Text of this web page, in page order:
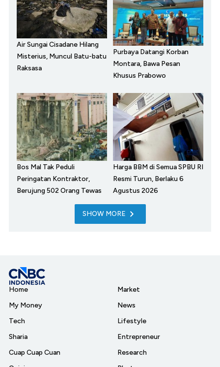
Air Sungai Cisadane Hilang
Misterius, Muncul Batu-batu
Raksasa
Purbaya Datangi Korban
Montara, Bawa Pesan
Khusus Prabowo
Bos Mal Tak Peduli
Peringatan Kontraktor,
Berujung 502 Orang Tewas
Harga BBM di Semua SPBU RI
Resmi Turun, Berlaku 6
Agustus 2026
SHOW MORE
Home
My Money
Tech
Sharia
Cuap Cuap Cuan
Market
News
Lifestyle
Entrepreneur
Research